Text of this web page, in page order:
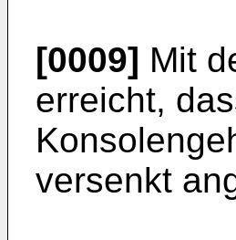
[0009] Mit
erreicht,
versenkt